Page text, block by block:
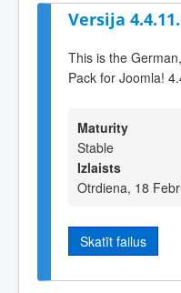
Versija
This is the
Pack for Joomla!
Maturity
Stable
Izlaists
Otrdiena, 18
Skatīt failus